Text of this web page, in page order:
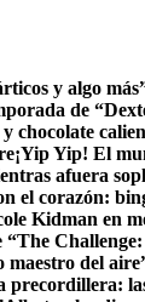
y algo
de
chocolate
¡Yip Yip! El
afuera
el corazón:
Kidman en
del
precordillera: